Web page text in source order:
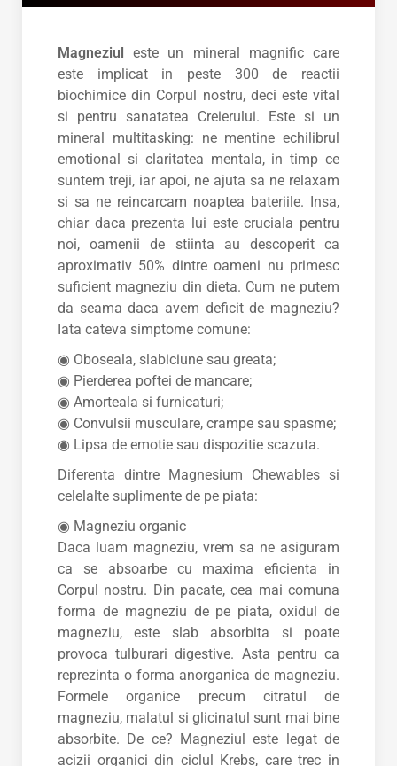
Magneziul este un mineral magnific care
este implicat in peste 300 de reactii
biochimice din Corpul nostru, deci este vital
si pentru sanatatea Creierului. Este si un
mineral multitasking: ne mentine echilibrul
emotional si claritatea mentala, in timp ce
suntem treji, iar apoi, ne ajuta sa ne relaxam
si sa ne reincarcam noaptea bateriile. Insa,
chiar daca prezenta lui este cruciala pentru
noi, oamenii de stiinta au descoperit ca
aproximativ 50% dintre oameni nu primesc
suficient magneziu din dieta. Cum ne putem
da seama daca avem deficit de magneziu?
Iata cateva simptome comune:
◉ Oboseala, slabiciune sau greata;
◉ Pierderea poftei de mancare;
◉ Amorteala si furnicaturi;
◉ Convulsii musculare, crampe sau spasme;
◉ Lipsa de emotie sau dispozitie scazuta.
Diferenta dintre Magnesium Chewables si
celelalte suplimente de pe piata:
◉ Magneziu organic
Daca luam magneziu, vrem sa ne asiguram
ca se absoarbe cu maxima eficienta in
Corpul nostru. Din pacate, cea mai comuna
forma de magneziu de pe piata, oxidul de
magneziu, este slab absorbita si poate
provoca tulburari digestive. Asta pentru ca
reprezinta o forma anorganica de magneziu.
Formele organice precum citratul de
magneziu, malatul si glicinatul sunt mai bine
absorbite. De ce? Magneziul este legat de
acizii organici din ciclul Krebs, care trec in